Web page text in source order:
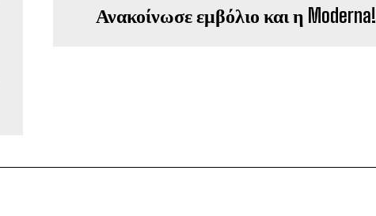
Ανακοίνωσε εμβόλιο και η Moderna!